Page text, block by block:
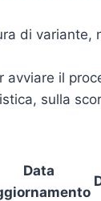
di variante,
avviare il
sulla
Data